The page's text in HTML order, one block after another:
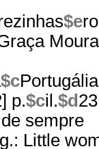
$e
$c
p.$cil.$d
sempre
Little